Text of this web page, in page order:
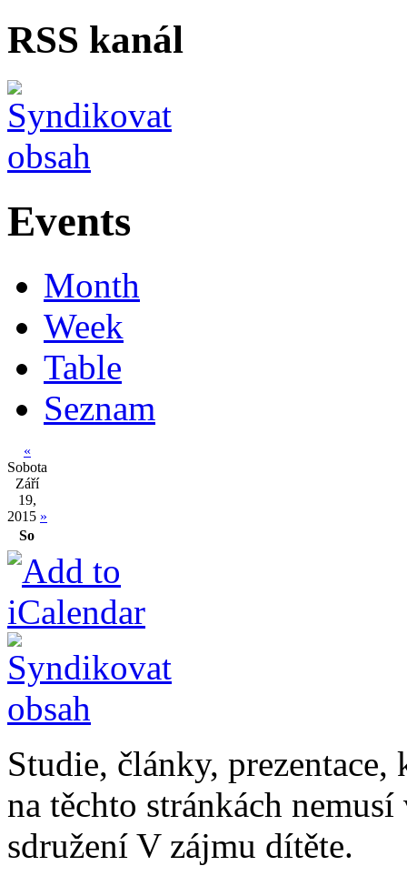
RSS kanál
Events
Month
Week
Table
Seznam
«
Sobota
Září
19,
2015 »
So
Studie, články,
na těchto stránkách
sdružení V zájmu dítěte.